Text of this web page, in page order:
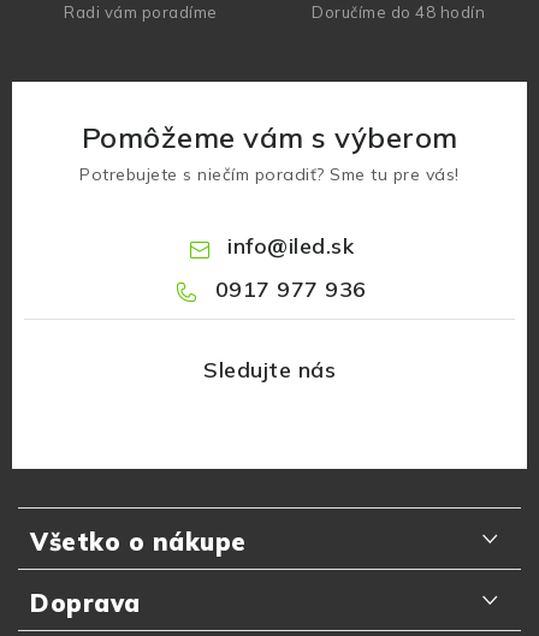
Radi vám poradíme Doručíme do 48 hodín
Pomôžeme vám s výberom
Potrebujete s niečím poradiť? Sme tu pre vás!
info@iled.sk
0917 977 936
Všetko o nákupe
Odporúčania zákazníkov
Doprava